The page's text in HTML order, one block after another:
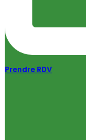
Prendre RDV